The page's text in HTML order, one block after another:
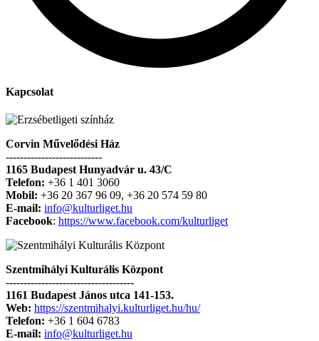
Kapcsolat
Corvin Művelődési Ház
---------------------------
1165 Budapest Hunyadvár u. 43/C
Telefon: +36 1 401 3060
Mobil: +36 20 367 96 09, +36 20 574 59 80
E-mail: info@kulturliget.hu
Facebook: https://www.facebook.com/kulturliget
Szentmihályi Kulturális Központ
------------------------------------
1161 Budapest János utca 141-153.
Web: https://szentmihalyi.kulturliget.hu/hu/
Telefon: +36 1 604 6783
E-mail: info@kulturliget.hu